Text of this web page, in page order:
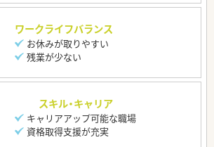
ワークライフバランス
お休みが取りやすい
残業が少ない
スキル・キャリア
キャリアアップ可能な職場
資格取得支援が充実